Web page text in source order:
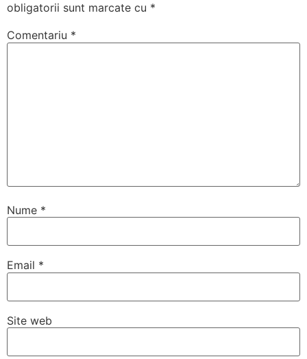
obligatorii sunt marcate cu *
Comentariu *
Nume *
Email *
Site web